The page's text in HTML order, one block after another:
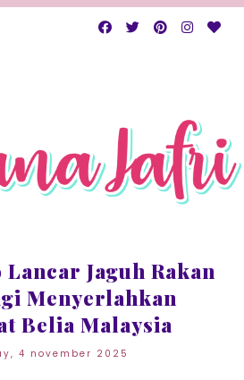
Jaguh Rakan
Menyerlahkan
Belia Malaysia
4 november 2025